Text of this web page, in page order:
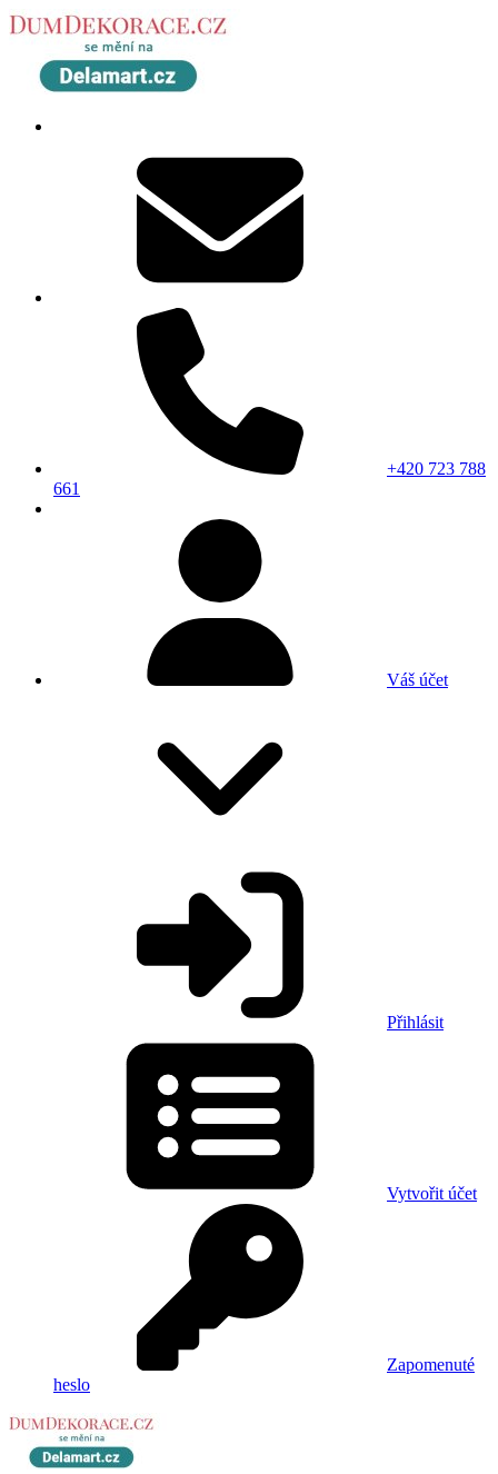
+420 723 788
661
Váš účet
Přihlásit
Vytvořit účet
Zapomenuté
heslo